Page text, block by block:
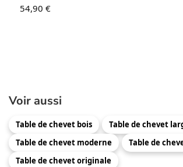
54,90 €
Voir aussi
Table de chevet bois
Table de chevet
Table de chevet moderne
Table de
Table de chevet originale